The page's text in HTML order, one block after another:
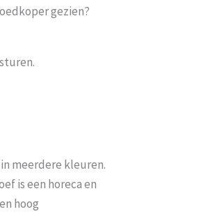
gezien?
meerdere kleuren.
is een horeca en
hoog